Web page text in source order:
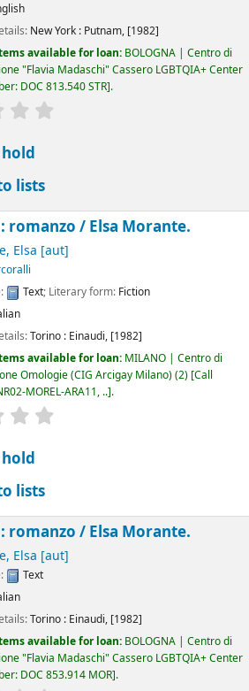
New York : Putnam, [1982]
available for loan: BOLOGNA | Centro di
"Flavia Madaschi" Cassero LGBTQIA+ Center
DOC 813.540 STR .
lists
romanzo / Elsa Morante.
Elsa [aut]
Text; Literary form: Fiction
Torino : Einaudi, [1982]
available for loan: MILANO | Centro di
Omologie (CIG Arcigay Milano)(2) Call
MOREL-ARA11, .. .
lists
romanzo / Elsa Morante.
Elsa [aut]
Text
Torino : Einaudi, [1982]
available for loan: BOLOGNA | Centro di
"Flavia Madaschi" Cassero LGBTQIA+ Center
DOC 853.914 MOR .